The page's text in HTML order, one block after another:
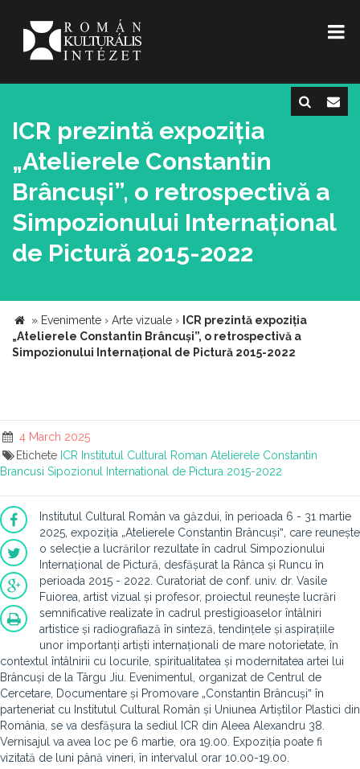
ICR prezintă expoziția
„Atelierele Constantin
Brâncuși”, o retrospectivă a
Simpozionului Internațional
de Pictură 2015-2022
» Evenimente › Arte vizuale › ICR prezintă expoziția
„Atelierele Constantin Brâncuși”, o retrospectivă a
Simpozionului Internațional de Pictură 2015-2022
4 March 2025
Etichete ICR Institutul Cultural Roman Atelierele Constantin
Brancusi Sipozionul International de Pictura 2015-2022
Institutul Cultural Român va găzdui, în perioada 6 - 31 martie
2025, expoziția „Atelierele Constantin Brâncușiˮ, care reunește
o selecție a lucrărilor rezultate în cadrul Simpozionului
Internațional de Pictură, desfășurat la Rânca și Runcu în
perioada 2015 - 2022. Curatoriat de conf. univ. dr. Vasile
Fuiorea, artist vizual și profesor, proiectul reunește lucrări
semnificative realizate în cadrul prestigioaselor întâlniri
artistice și radiografiază în sinteză, tendințele și aspirațiile
unor importanți artiști internaționali de mare notorietate, în
contextul întâlnirii cu locurile, spiritualitatea și modernitatea artei lui
Brâncuși de la Târgu Jiu. Evenimentul, organizat de Centrul de
Cercetare, Documentare și Promovare „Constantin Brâncușiˮ în
parteneriat cu Institutul Cultural Român și Uniunea Artiștilor Plastici din
România, se va desfășura la sediul ICR din Aleea Alexandru 38.
Vernisajul va avea loc pe 6 martie, ora 19.00. Expoziția poate fi
vizitată de luni până vineri, în intervalul orar 10.00-19.00.